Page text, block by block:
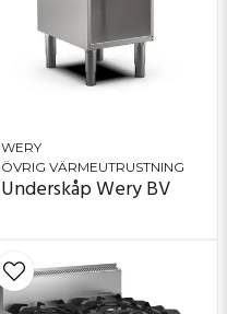
WERY
ÖVRIG VÄRMEUTRUSTNING
Underskåp Wery BV